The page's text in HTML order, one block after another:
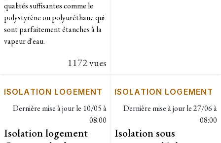
qualités suffisantes comme le
polystyrène ou polyuréthane qui
sont parfaitement étanches à la
vapeur d'eau.
1172 vues
ISOLATION LOGEMENT
Dernière mise à jour le 10/05 à
08:00
Isolation logement
ISOLATION LOGEMENT
Dernière mise à jour le27/06 à
08:00
Isolation sous